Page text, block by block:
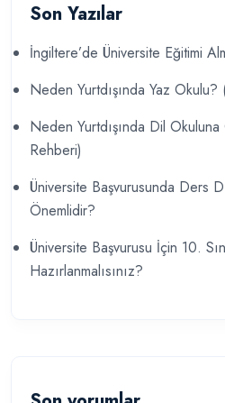
Son Yazılar
İngiltere’de Üniversite Eğitimi
Neden Yurtdışında Yaz
Neden Yurtdışında Dil
Rehberi)
Üniversite Başvurusunda Ders
Önemlidir?
Üniversite Başvurusu İçin 10.
Hazırlanmalısınız?